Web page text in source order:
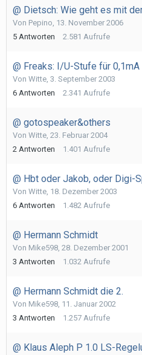
@ Dietsch: Wie geht es mit
Von Pepino, 13. November 2006
5 Antworten 2.581 Aufrufe
@ Freaks: I/U-Stufe für 0,1mA
Von Witte, 3. September 2003
6 Antworten 2.341 Aufrufe
@ gotospeaker&others
Von Witte, 23. Februar 2004
2 Antworten 1.401 Aufrufe
@ Hbt oder Jakob, oder Digi-
Von Witte, 18. Dezember 2003
6 Antworten 1.482 Aufrufe
@ Hermann Schmidt
Von Mike598, 28. Dezember 2001
3 Antworten 1.032 Aufrufe
@ Hermann Schmidt die 2.
Von Mike598, 11. Januar 2002
3 Antworten 1.257 Aufrufe
@ Klaus Aleph P 1.0 LS-